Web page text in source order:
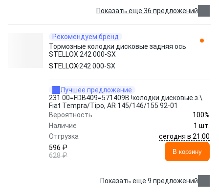
Показать еще 36 предложений
Рекомендуем бренд
Тормозные колодки дисковые задняя ось
STELLOX 242 000-SX
STELLOX 242 000-SX
Лучшее предложение
231 00=FDB409=571409B !колодки дисковые з.\
Fiat Tempra/Tipo, AR 145/146/155 92-01
Вероятность
100%
Наличие
1 шт.
Отгрузка
сегодня в 21:00
596 ₽
628 ₽
В корзину
Показать еще 9 предложений